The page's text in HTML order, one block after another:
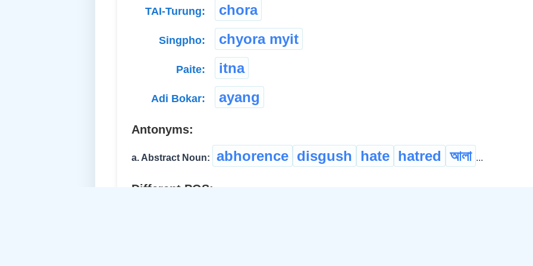
TAI-Turung: chora
Singpho: chyora myit
Paite: itna
Adi Bokar: ayang
Antonyms:
a. Abstract Noun: abhorence disgush hate hatred আলা ...
Different POS: